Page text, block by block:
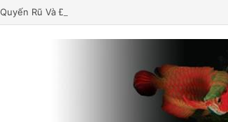
Rũ Và Đầy Lôi Cuốn